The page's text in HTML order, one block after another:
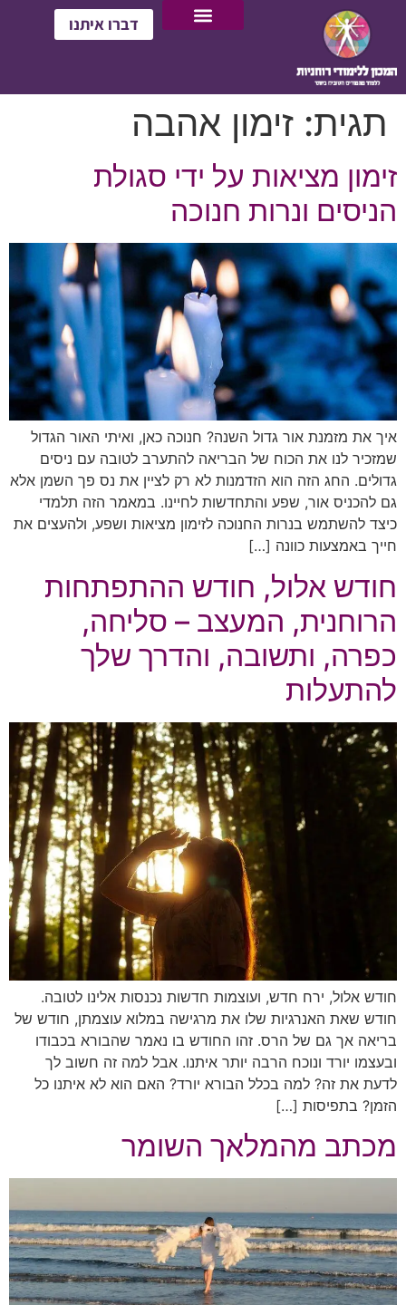
דברו איתנו
תגית: זימון אהבה
זימון מציאות על ידי סגולת
הניסים ונרות חנוכה
איך את מזמנת אור גדול השנה? חנוכה כאן, ואיתי האור הגדול
שמזכיר לנו את הכוח של הבריאה להתערב לטובה עם ניסים
גדולים. החג הזה הוא הזדמנות לא רק לציין את נס פך השמן אלא
גם להכניס אור, שפע והתחדשות לחיינו. במאמר הזה תלמדי
כיצד להשתמש בנרות החנוכה לזימון מציאות ושפע, ולהעצים את
חייך באמצעות כוונה […]
חודש אלול, חודש ההתפתחות
הרוחנית, המעצב – סליחה,
כפרה, ותשובה, והדרך שלך
להתעלות
חודש אלול, ירח חדש, ועוצמות חדשות נכנסות אלינו לטובה.
חודש שאת האנרגיות שלו את מרגישה במלוא עוצמתן, חודש של
בריאה אך גם של הרס. זהו החודש בו נאמר שהבורא בכבודו
ובעצמו יורד ונוכח הרבה יותר איתנו. אבל למה זה חשוב לך
לדעת את זה? למה בכלל הבורא יורד? האם הוא לא איתנו כל
הזמן? בתפיסות […]
מכתב מהמלאך השומר